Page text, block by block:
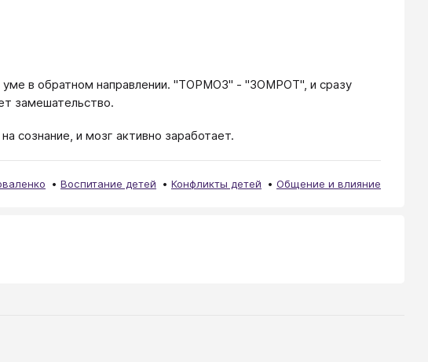
уме в обратном направлении. "ТОРМОЗ" - "ЗОМРОТ", и сразу
замешательство.
сознание, и мозг активно заработает.
Воспитание детей Конфликты детей Общение и влияние